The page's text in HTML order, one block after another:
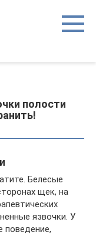
полости
Белесые
щек, на
язвочки. У
поведение,